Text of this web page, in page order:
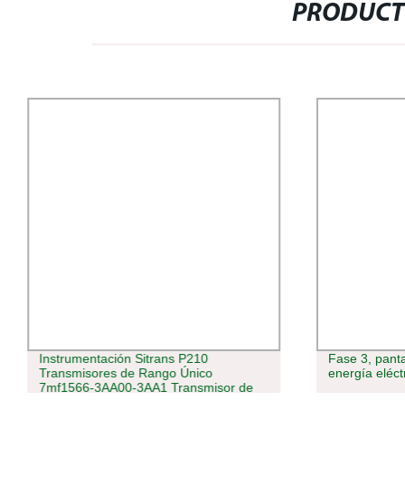
Instrumentación Sitrans P210
Transmisores de Rango Único
7mf1566-3AA00-3AA1 Transmisor de
Fase 3,
energía